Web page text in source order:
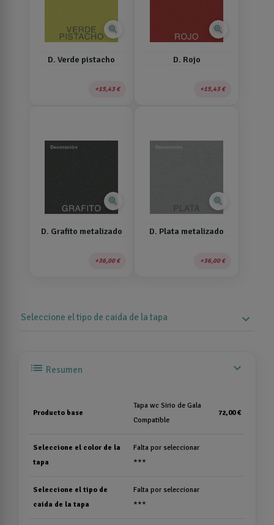
zoom_in
D. Verde pistacho
15,43 €
zoom_in
D. Rojo
15,43 €
zoom_in
D. Grafito metalizado
36,00 €
zoom_in
D. Plata metalizado
36,00 €
Seleccione el tipo de caida de la tapa expand_more
list Resumen expand_more
Producto base
Tapa wc Sirio de Gala
Compatible
72,00 €
Seleccione el color de la
tapa
Falta por seleccionar
***
Seleccione el tipo de
caida de la tapa
Falta por seleccionar
***